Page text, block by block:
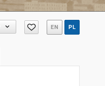
EN PL